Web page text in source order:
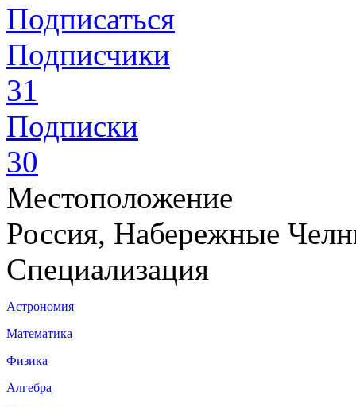
Подписаться
Подписчики
31
Подписки
30
Местоположение
Россия, Набережные
Специализация
Астрономия
Математика
Физика
Алгебра